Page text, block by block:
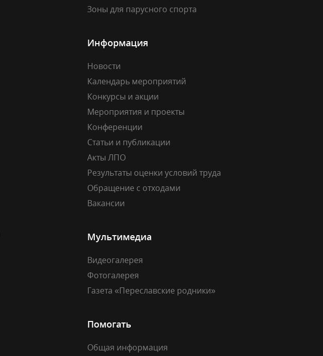
Зоны для парусного спорта
Информация
Новости
Календарь мероприятий
Конкурсы и акции
Мероприятия и проекты
Конференции
Статьи и публикации
Акты ЛПО
Результаты оценки условий труда
Обращение с отходами
Вакансии
Мультимедиа
Видеогалерея
Фотогалерея
Газета «Переславские родники»
Помогать
Общая информация